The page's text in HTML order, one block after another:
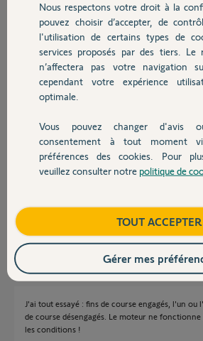
Chauffage
Autres produits
Devis avec un pro
Contact
sur l'ancien moteur, ce dernier se met à
Merci pour votre avis.
Jean-François R.
il y a plus de 11 ans
Participer au fil de
Réponses
immobile. désengagez les fins de courses et ça
J'ai tout essayé : fins de course engagés, l'un ou
de course désengagés. Le moteur ne fonctionne
les conditions !
Nous respectons votre droit à la
pouvez choisir d’accepter, de
l'utilisation de certains types de
services proposés par des tiers. Le
n’affectera pas votre navigation
cependant votre expérience
optimale.
Vous pouvez changer d'avis
consentement à tout moment
préférences des cookies. Pour
veuillez consulter notre politique de
TOUT ACCEPTER
Gérer mes